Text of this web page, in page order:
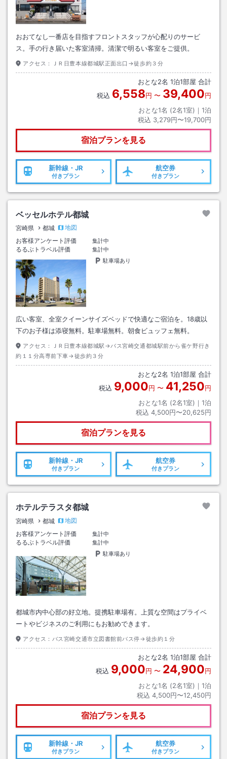
おおてなし一番店を目指すフロントスタッフが心配りのサービ
ス。手の行き届いた客室清掃。清潔で明るい客室をご提供。
アクセス： ＪＲ日豊本線都城駅正面出口→徒歩約３分
おとな2名 1泊1部屋 合計
税込 6,558円 〜 39,400円
おとな1名 (2名1室)｜ 1泊
税込 3,279円〜19,700円
宿泊プランを見る
新幹線・JR
付きプラン
航空券
付きプラン
ベッセルホテル都城
宮崎県 都城
地図
お客様アンケート評価
集計中
るるぶトラベル評価
集計中
駐車場あり
広い客室、全室クイーンサイズベッドで快適なご宿泊を。18歳以
下のお子様は添寝無料。駐車場無料。朝食ビュッフェ無料。
アクセス：
ＪＲ日豊本線都城駅→バス宮崎交通都城駅前から雀ケ野行き
約１１分高専前下車→徒歩約３分
おとな2名 1泊1部屋 合計
税込 9,000円 〜 41,250円
おとな1名 (2名1室)｜ 1泊
税込 4,500円〜20,625円
宿泊プランを見る
新幹線・JR
付きプラン
航空券
付きプラン
ホテルテラスタ都城
宮崎県 都城
地図
お客様アンケート評価
集計中
るるぶトラベル評価
集計中
駐車場あり
都城市内中心部の好立地。提携駐車場有。上質な空間はプライベ
ートやビジネスのご利用にもお勧めできます。
アクセス： バス宮崎交通市立図書館前バス停→徒歩約１分
おとな2名 1泊1部屋 合計
税込 9,000円 〜 24,900円
おとな1名 (2名1室)｜ 1泊
税込 4,500円〜12,450円
宿泊プランを見る
新幹線・JR
付きプラン
航空券
付きプラン